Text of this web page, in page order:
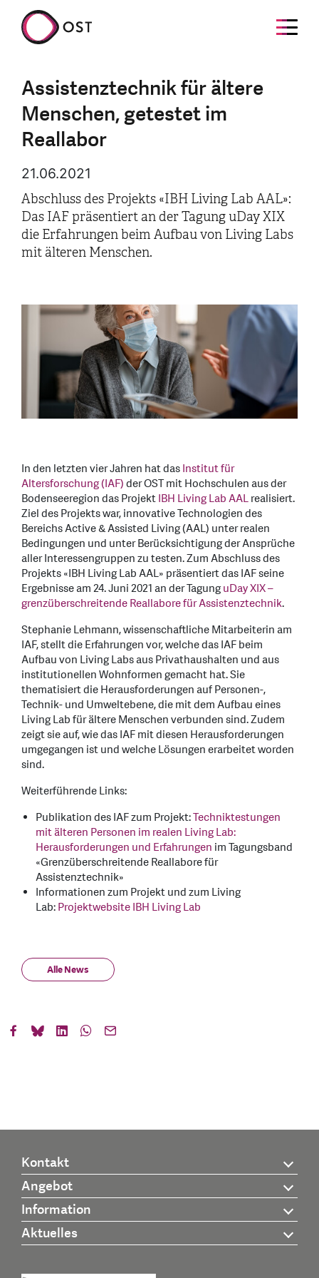
Assistenztechnik für ältere
Menschen, getestet im
Reallabor
21.06.2021
Abschluss des Projekts «IBH Living Lab AAL»:
Das IAF präsentiert an der Tagung uDay XIX
die Erfahrungen beim Aufbau von Living Labs
mit älteren Menschen.
In den letzten vier Jahren hat dasInstitut für
Altersforschung (IAF)der OST mit Hochschulen aus der
Bodenseeregion das ProjektIBH Living Lab AALrealisiert.
Ziel des Projekts war, innovative Technologien des
Bereichs Active & Assisted Living (AAL) unter realen
Bedingungen und unter Berücksichtigung der Ansprüche
aller Interessengruppen zu testen. Zum Abschluss des
Projekts «IBH Living Lab AAL» präsentiert das IAF seine
Ergebnisse am 24. Juni 2021 an der TagunguDay XIX –
grenzüberschreitende Reallabore für Assistenztechnik.
Stephanie Lehmann, wissenschaftliche Mitarbeiterin am
IAF, stellt die Erfahrungen vor, welche das IAF beim
Aufbau von Living Labs aus Privathaushalten und aus
institutionellen Wohnformen gemacht hat. Sie
thematisiert die Herausforderungen auf Personen-,
Technik- und Umweltebene, die mit dem Aufbau eines
Living Lab für ältere Menschen verbunden sind. Zudem
zeigt sie auf, wie das IAF mit diesen Herausforderungen
umgegangen ist und welche Lösungen erarbeitet worden
sind.
Weiterführende Links:
Publikation des IAF zum Projekt:Techniktestungen
mit älteren Personen im realen Living Lab:
Herausforderungen und Erfahrungen im Tagungsband
«Grenzüberschreitende Reallabore für
Assistenztechnik»
Informationen zum Projekt und zum Living
Lab:Projektwebsite IBH Living Lab
Alle News
Kontakt
Angebot
Information
Aktuelles